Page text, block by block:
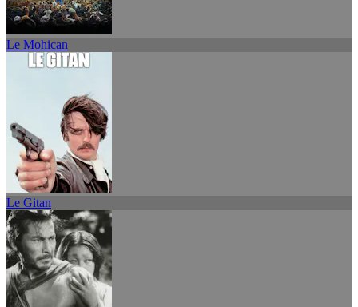
Le Mohican
Le Gitan